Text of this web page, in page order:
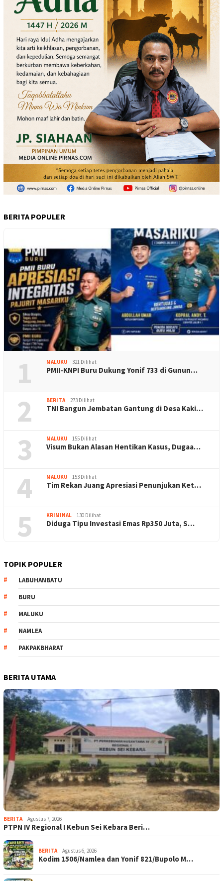
BERITA POPULER
1 MALUKU 321 Dilihat
PMII-KNPI Buru Dukung Yonif 733 di Gunun…
2 BERITA 273 Dilihat
TNI Bangun Jembatan Gantung di Desa Kaki…
3 MALUKU 155 Dilihat
Visum Bukan Alasan Hentikan Kasus, Dugaa…
4 MALUKU 153 Dilihat
Tim Rekan Juang Apresiasi Penunjukan Ket…
5 KRIMINAL 130 Dilihat
Diduga Tipu Investasi Emas Rp350 Juta, S…
TOPIK POPULER
LABUHANBATU
BURU
MALUKU
NAMLEA
PAKPAKBHARAT
BERITA UTAMA
BERITA Agustus 7, 2026
PTPN IV Regional I Kebun Sei Kebara Beri…
BERITA Agustus 6, 2026
Kodim 1506/Namlea dan Yonif 821/Bupolo M…